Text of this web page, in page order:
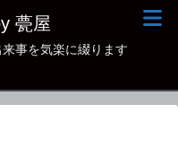
甍屋
事を気楽に綴ります